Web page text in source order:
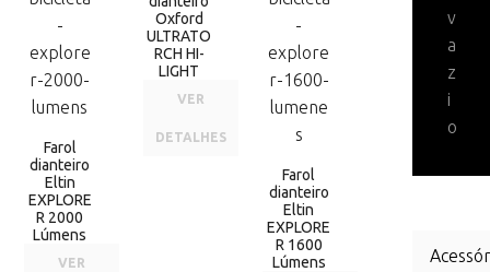
Farol
dianteiro
Eltin
EXPLORE
R 2000
Lúmens
VER
Oxford
ULTRATO
RCH HI-
LIGHT
VER
DETALHES
Farol
dianteiro
Eltin
EXPLORE
R 1600
Lúmens
v
a
z
i
o